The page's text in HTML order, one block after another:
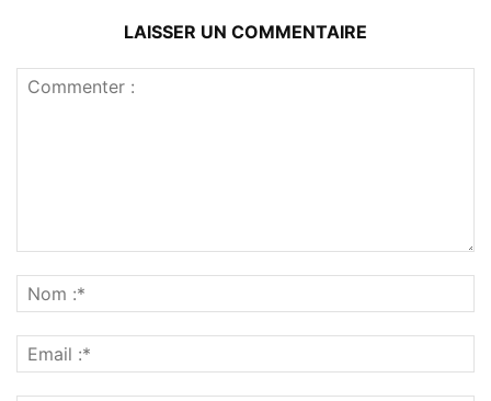
LAISSER UN COMMENTAIRE